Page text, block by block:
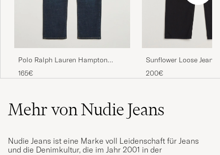
Polo Ralph Lauren Hampton
Straight Fit Low Str Jeans Murphy
Street
165€
Sunflower Loose Jeans
Rinse
200€
Mehr von Nudie Jeans
Nudie Jeans ist eine Marke voll Leidenschaft für Jeans
und die Denimkultur, die im Jahr 2001 in der